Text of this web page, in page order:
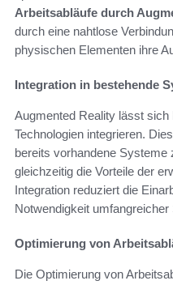
Arbeitsabläufe durch
durch eine nahtlose
physischen Elementen ihre
Integration in bestehende
Augmented Reality lässt
Technologien integrieren.
bereits vorhandene Systeme
gleichzeitig die Vorteile der
Integration reduziert die
Notwendigkeit umfangreicher
Optimierung von
Die Optimierung von